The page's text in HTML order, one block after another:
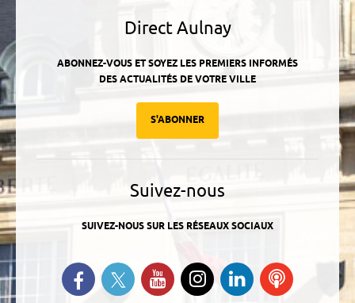
Direct Aulnay
ABONNEZ-VOUS ET SOYEZ LES PREMIERS INFORMÉS
DES ACTUALITÉS DE VOTRE VILLE
S'ABONNER
Suivez-nous
SUIVEZ-NOUS SUR LES RÉSEAUX SOCIAUX
Retrouvez-nous sur Facebook
Suivez-nous sur Twitter
Suivez-nous sur YouTube
Suivez-nous sur
Instagram
Retrouvez-
nous sur
Ecoutez